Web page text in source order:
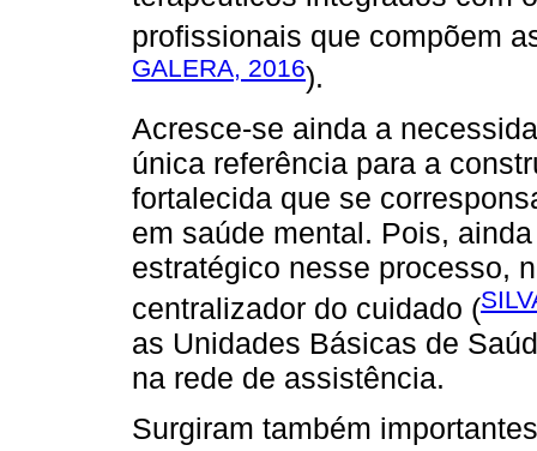
profissionais que compõem
GALERA, 2016).
Acresce-se ainda a
única referência para a
fortalecida que se
em saúde mental. Pois,
estratégico nesse processo,
centralizador do cuidado (
as Unidades Básicas de
na rede de assistência.
Surgiram também